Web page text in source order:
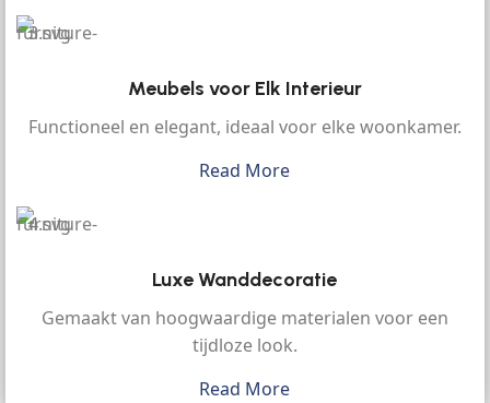
Meubels voor Elk Interieur
Functioneel en elegant, ideaal voor elke woonkamer.
Read More
Luxe Wanddecoratie
Gemaakt van hoogwaardige materialen voor een
tijdloze look.
Read More